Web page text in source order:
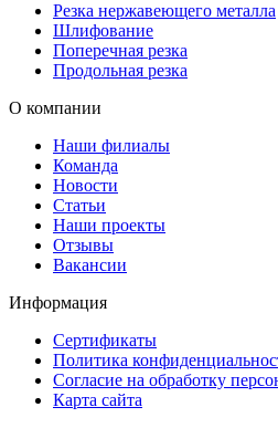
Резка нержавеющего металла
Шлифование
Поперечная резка
Продольная резка
О компании
Наши филиалы
Команда
Новости
Статьи
Наши проекты
Отзывы
Вакансии
Информация
Сертификаты
Политика
Согласие на обработку
Карта сайта